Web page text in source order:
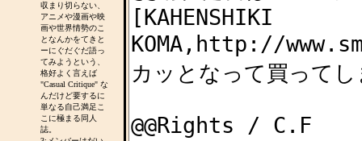
収まり切らない、
アニメや漫画や映
画や世界情勢のこ
となんかをてきと
ーにぐだぐだ語っ
てみようという、
格好よく言えば
"Casual Critique" な
んだけど要するに
単なる自己満足こ
こに極まる同人
誌。